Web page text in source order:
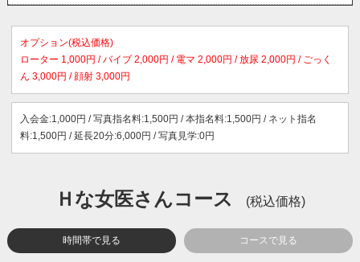
オプション(税込価格)
ローター 1,000円 / バイブ 2,000円 / 電マ 2,000円 / 放尿 2,000円 / ごっく
ん 3,000円 / 顔射 3,000円
入会金:1,000円 / 写真指名料:1,500円 / 本指名料:1,500円 / ネット指名
料:1,500円 / 延長20分:6,000円 / 写真見学:0円
Ｈな女医さんコース (税込価格)
時間帯で見る コースで見る